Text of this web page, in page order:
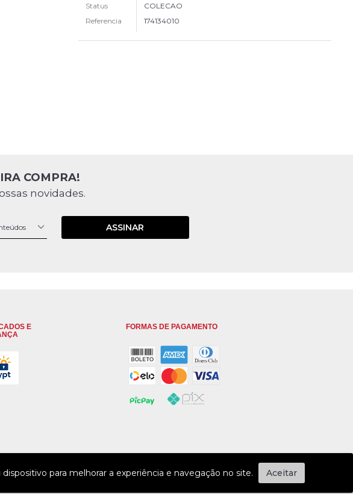
Status
COLECAO
Referencia
174134010
COMPRA!
novidades.
ASSINAR
E
FORMAS DE PAGAMENTO
para melhorar a experiência e navegação no site. Aceitar